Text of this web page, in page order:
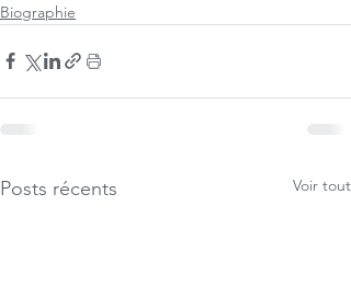
Biographie
Posts récents Voir tout